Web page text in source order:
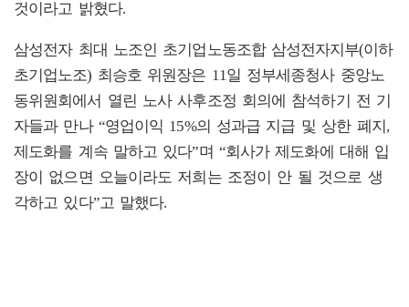
것이라고 밝혔다.
삼성전자 최대 노조인 초기업노동조합 삼성전자지부(이하
초기업노조) 최승호 위원장은 11일 정부세종청사 중앙노
동위원회에서 열린 노사 사후조정 회의에 참석하기 전 기
자들과 만나 “영업이익 15%의 성과급 지급 및 상한 폐지,
제도화를 계속 말하고 있다”며 “회사가 제도화에 대해 입
장이 없으면 오늘이라도 저희는 조정이 안 될 것으로 생
각하고 있다”고 말했다.